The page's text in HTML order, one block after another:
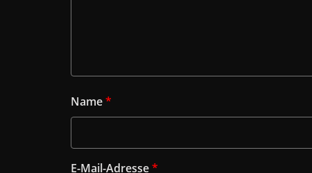
Name*
E-Mail-Adresse*